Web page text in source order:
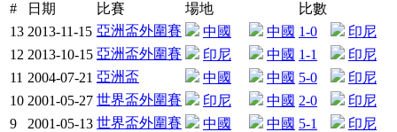
# 日期 比賽 場地
比數
13 2013-11-15 亞洲盃外圍賽 中國 中國 1-0
印尼
12 2013-10-15 亞洲盃外圍賽 印尼 中國 1-1
印尼
11 2004-07-21 亞洲盃 中國 中國 5-0
印尼
10 2001-05-27 世界盃外圍賽 印尼 中國 2-0
印尼
9
2001-05-13 世界盃外圍賽 中國 中國 5-1
印尼